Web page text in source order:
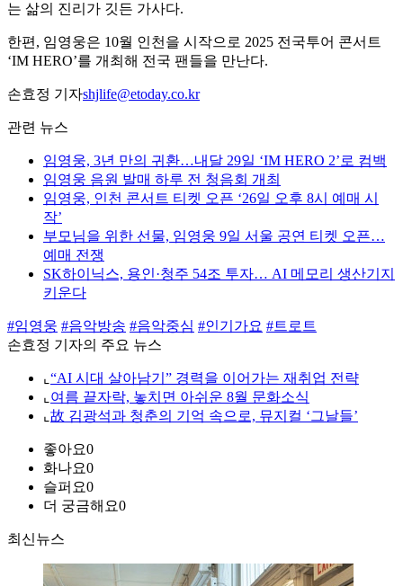
는 삶의 진리가 깃든 가사다.
한편, 임영웅은 10월 인천을 시작으로 2025 전국투어 콘서트
‘IM HERO’를 개최해 전국 팬들을 만난다.
손효정 기자shjlife@etoday.co.kr
관련 뉴스
임영웅, 3년 만의 귀환…내달 29일 ‘IM HERO 2’로 컴백
임영웅 음원 발매 하루 전 청음회 개최
임영웅, 인천 콘서트 티켓 오픈 ‘26일 오후 8시 예매 시
작’
부모님을 위한 선물, 임영웅 9일 서울 공연 티켓 오픈…
예매 전쟁
SK하이닉스, 용인·청주 54조 투자… AI 메모리 생산기지
키운다
#임영웅 #음악방송 #음악중심 #인기가요 #트로트
손효정 기자의 주요 뉴스
⌞ “AI 시대 살아남기” 경력을 이어가는 재취업 전략
⌞ 여름 끝자락, 놓치면 아쉬운 8월 문화소식
⌞ 故 김광석과 청춘의 기억 속으로, 뮤지컬 ‘그날들’
좋아요0
화나요0
슬퍼요0
더 궁금해요0
최신뉴스